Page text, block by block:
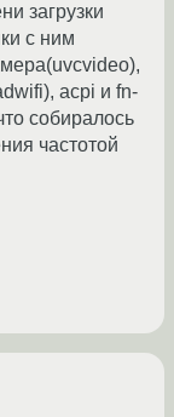
загрузки
с ним
acpi и fn-
собиралось
частотой